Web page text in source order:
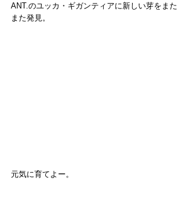
ANT.のユッカ・ギガンティアに新しい芽をまた
また発見。
元気に育てよー。